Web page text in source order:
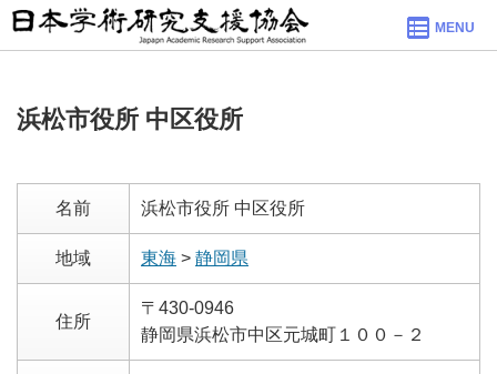
MENU
浜松市役所 中区役所
名前 浜松市役所 中区役所
地域 東海 > 静岡県
住所
〒430-0946
静岡県浜松市中区元城町１００－２